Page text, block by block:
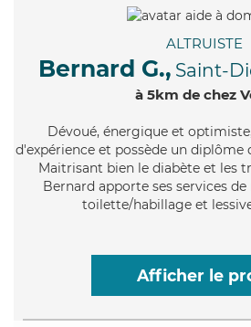
ALTRUISTE
Bernard G., Saint-
à 5km de chez
Dévoué, énergique et
d'expérience et possède un
Maitrisant bien le diabète et les
Bernard apporte ses services
toilette/habillage et
Afficher le